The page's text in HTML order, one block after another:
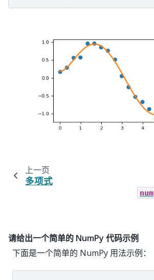
上一页
多项式
请给出一个简单的 NumPy 代码示例
下面是一个简单的 NumPy 用法示例：